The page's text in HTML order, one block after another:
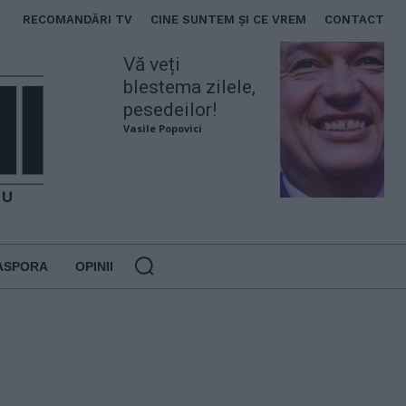
RECOMANDĂRI TV CINE SUNTEM ȘI CE VREM CONTACT
Vă veți
blestema zilele,
pesedeilor!
Vasile Popovici
OPINII